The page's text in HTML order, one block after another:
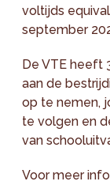
voltijds
september
De VTE heeft
aan de
op te nemen,
te volgen en
van
Voor meer